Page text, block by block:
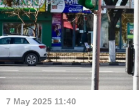
7 May 2025 11:40